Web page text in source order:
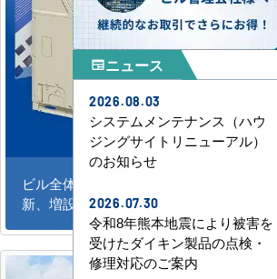
ビル全体のシステム空調の新規導入、
新、増設。水冷式、ガスエアコンの更新
newspaperニュース
2026.08.03
システムメンテナンス（ハウ
ジングサイトリニューアル）
のお知らせ
2026.07.30
令和8年熊本地震により被害を
受けたダイキン製品の点検・
修理対応のご案内